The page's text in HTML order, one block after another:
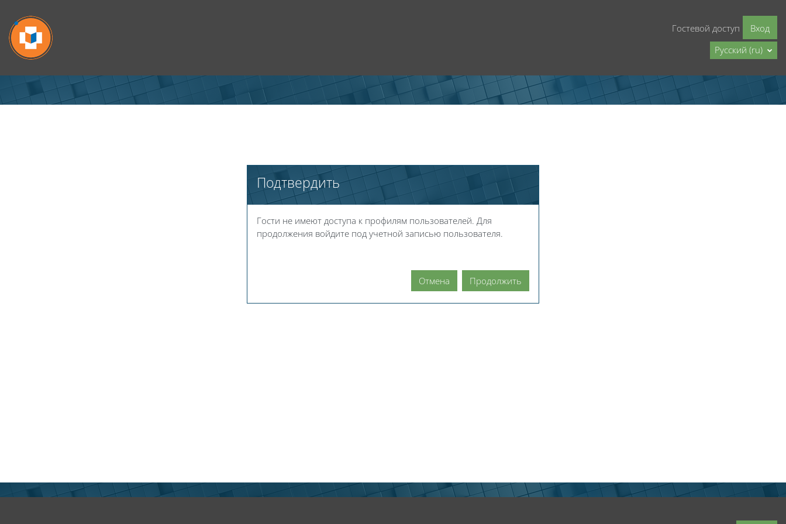
Гостевой доступ
Вход
Русский ‎(ru)‎
Подтвердить
Гости не имеют доступа к профилям пользователей. Для
продолжения войдите под учетной записью пользователя.
Отмена Продолжить